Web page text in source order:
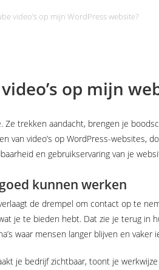
video’s op mijn WordPress website?
op mijn
Ze trekken aandacht, brengen je
van video’s op WordPress-websites,
en gebruikservaring van je
kunnen werken
de drempel om contact op te
je te bieden hebt. Dat zie je terug in
waar mensen langer blijven en
je bedrijf zichtbaar, toont je